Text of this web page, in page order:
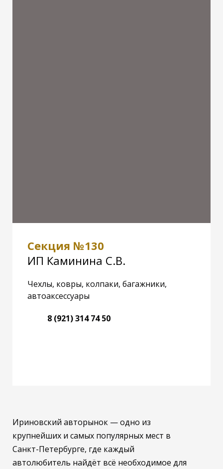
Секция №130
ИП Каминина С.В.
Чехлы, ковры, колпаки, багажники,
автоаксессуары
8 (921) 314 74 50
Ириновский авторынок — одно из
крупнейших и самых популярных мест в
Санкт-Петербурге, где каждый
автолюбитель найдёт всё необходимое для